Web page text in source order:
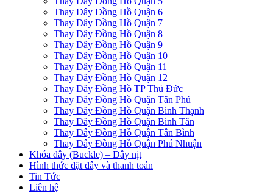
Thay Dây Đồng Hồ Quận 6
Thay Dây Đồng Hồ Quận 7
Thay Dây Đồng Hồ Quận 8
Thay Dây Đồng Hồ Quận 9
Thay Dây Đồng Hồ Quận 10
Thay Dây Đồng Hồ Quận 11
Thay Dây Đồng Hồ Quận 12
Thay Dây Đồng Hồ TP Thủ Đức
Thay Dây Đồng Hồ Quận Tân Phú
Thay Dây Đồng Hồ Quận Bình Thạnh
Thay Dây Đồng Hồ Quận Bình Tân
Thay Dây Đồng Hồ Quận Tân Bình
Thay Dây Đồng Hồ Quận Phú Nhuận
Khóa dây (Buckle) – Dây nịt
Hình thức đặt dây và thanh toán
Tin Tức
Liên hệ